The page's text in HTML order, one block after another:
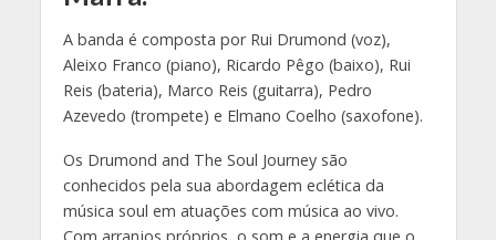
A banda é composta por Rui Drumond (voz),
Aleixo Franco (piano), Ricardo Pêgo (baixo), Rui
Reis (bateria), Marco Reis (guitarra), Pedro
Azevedo (trompete) e Elmano Coelho (saxofone).
Os Drumond and The Soul Journey são
conhecidos pela sua abordagem eclética da
música soul em atuações com música ao vivo.